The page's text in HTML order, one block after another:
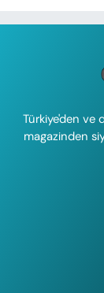
Türkiye'den ve
magazinden